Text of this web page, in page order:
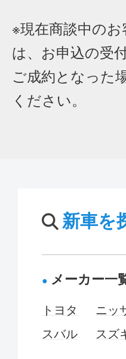
※現在商談中の
は、お申込の受
ご成約となった
ください。
新車を
メーカー一
トヨタ ニッ
スバル
スズ